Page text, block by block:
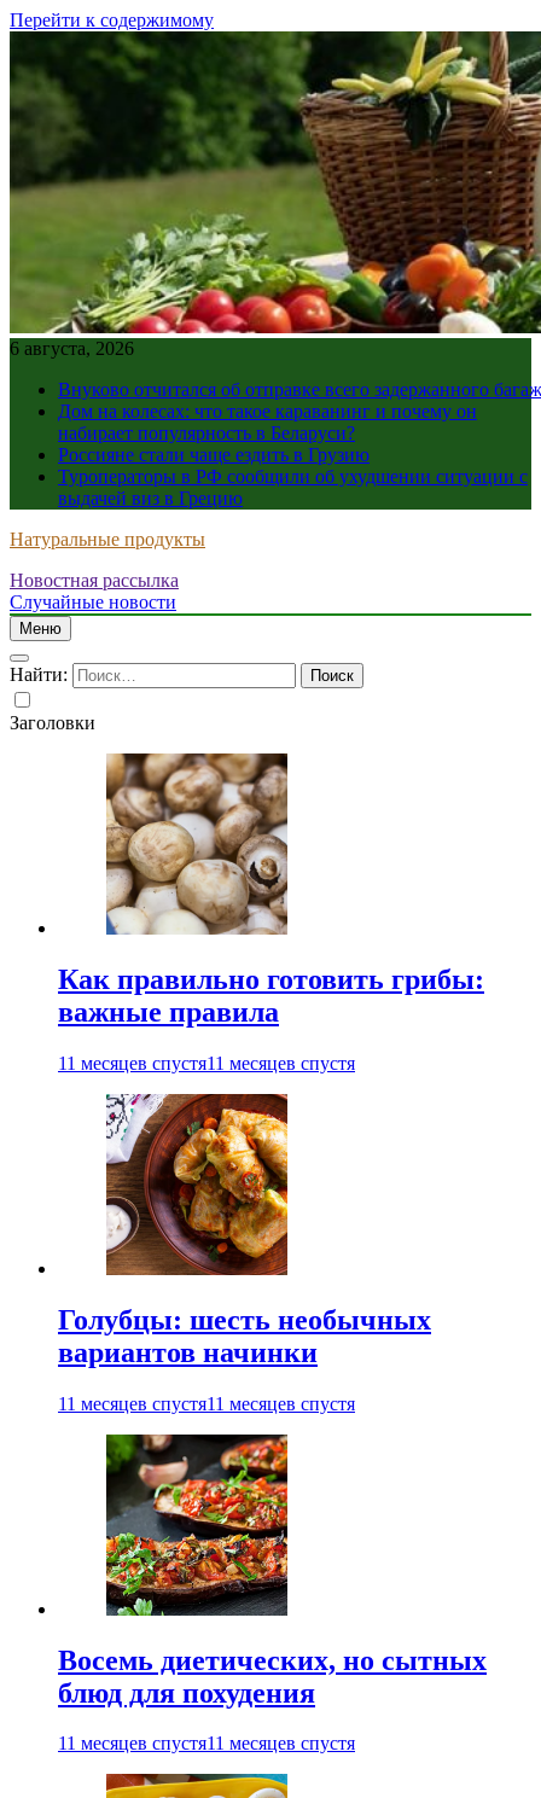
Перейти к содержимому
6 августа, 2026
Внуково отчитался об отправке всего задержанного
Дом на колесах: что такое караванинг и почему он
набирает популярность в Беларуси?
Россияне стали чаще ездить в Грузию
Туроператоры в РФ сообщили об ухудшении ситуации с
выдачей виз в Грецию
Натуральные продукты
Новостная рассылка
Случайные новости
Меню
Найти:
Заголовки
Как правильно готовить грибы:
важные правила
11 месяцев спустя11 месяцев спустя
Голубцы: шесть необычных
вариантов начинки
11 месяцев спустя11 месяцев спустя
Восемь диетических, но сытных
блюд для похудения
11 месяцев спустя11 месяцев спустя